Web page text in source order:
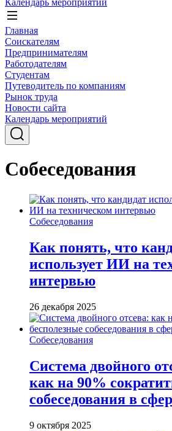
Календарь мероприятий
Главная
Соискателям
Предпринимателям
Работодателям
Студентам
Путеводитель по компаниям
Рынок труда
Новости сайта
Календарь мероприятий
Собеседования
Собеседования
Как понять, что
использует ИИ на
интервью
26 декабря 2025
Собеседования
Система двойного
как на 90%
собеседования в
9 октября 2025